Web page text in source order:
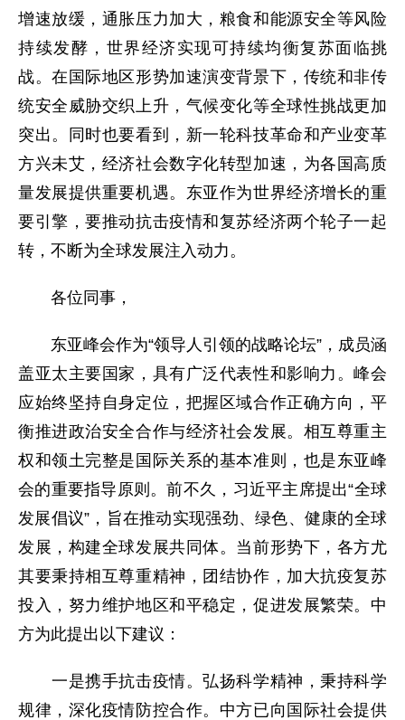
增速放缓，通胀压力加大，粮食和能源安全等风险
持续发酵，世界经济实现可持续均衡复苏面临挑
战。在国际地区形势加速演变背景下，传统和非传
统安全威胁交织上升，气候变化等全球性挑战更加
突出。同时也要看到，新一轮科技革命和产业变革
方兴未艾，经济社会数字化转型加速，为各国高质
量发展提供重要机遇。东亚作为世界经济增长的重
要引擎，要推动抗击疫情和复苏经济两个轮子一起
转，不断为全球发展注入动力。
各位同事，
东亚峰会作为“领导人引领的战略论坛”，成员涵
盖亚太主要国家，具有广泛代表性和影响力。峰会
应始终坚持自身定位，把握区域合作正确方向，平
衡推进政治安全合作与经济社会发展。相互尊重主
权和领土完整是国际关系的基本准则，也是东亚峰
会的重要指导原则。前不久，习近平主席提出“全球
发展倡议”，旨在推动实现强劲、绿色、健康的全球
发展，构建全球发展共同体。当前形势下，各方尤
其要秉持相互尊重精神，团结协作，加大抗疫复苏
投入，努力维护地区和平稳定，促进发展繁荣。中
方为此提出以下建议：
一是携手抗击疫情。弘扬科学精神，秉持科学
规律，深化疫情防控合作。中方已向国际社会提供